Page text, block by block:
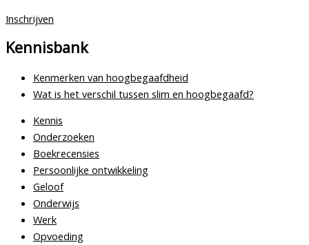
Inschrijven
Kennisbank
Kenmerken van hoogbegaafdheid
Wat is het verschil tussen slim en hoogbegaafd?
Kennis
Onderzoeken
Boekrecensies
Persoonlijke ontwikkeling
Geloof
Onderwijs
Werk
Opvoeding